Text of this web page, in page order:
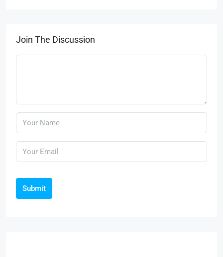
Join The Discussion
Submit